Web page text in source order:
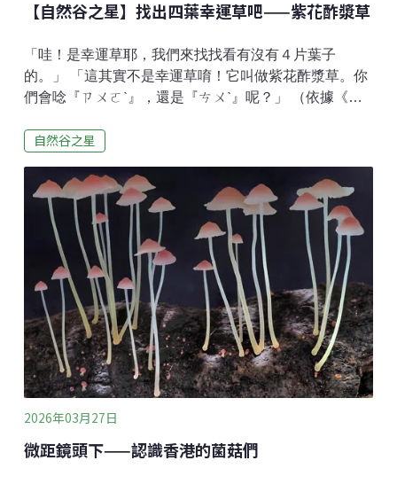
【自然谷之星】找出四葉幸運草吧——紫花酢漿草
「哇！是幸運草耶，我們來找找看有沒有４片葉子
的。」 「這其實不是幸運草唷！它叫做紫花酢漿草。你
們會唸『ㄗㄨㄛˋ』，還是『ㄘㄨˋ』呢？」 （依據《重
ˋ」。）這段對話，是我在社區果園、香菇農場與溪流導
有人細想的小細節出發，帶領大家走進植物的世界。用
一個不同的角度，慢慢展開我的「自然領域」。這一
次，就讓我們跟著文字，一起走進紫花酢漿草的世界
吧！紫花酢漿草並不是台灣的原生植物。與它外型相
似、開著黃色小花的 黃花酢漿草（自然谷之星也曾介紹
過，可以點擊閱讀），才是台灣的原生種。紫花酢漿草
在1928年被引入台灣，之後迅速擴散到各地低海拔綠
地，成為常見的歸化植物。中文裡通常只以「紫花」或
「黃花」來區分兩者，但日常口語常直接統稱為「酢漿
草」，難免讓人混淆。不過在客家話中，兩者的名字就
區分得十分清楚：紫花酢漿草稱為「
自然谷之星
2026年03月27日
微距鏡頭下——認識香港的菌菇們